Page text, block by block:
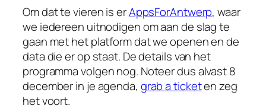
Om dat te vieren is erAppsForAntwerp, waar
we iedereen uitnodigen om aan de slag te
gaan met het platform dat we openen en de
data die er op staat. De details van het
programma volgen nog. Noteer dus alvast 8
december in je agenda, grab a ticketen zeg
het voort.